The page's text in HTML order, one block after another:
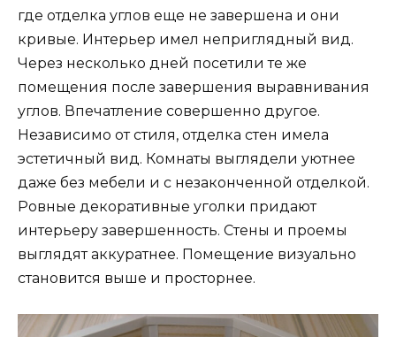
где отделка углов еще не завершена и они
кривые. Интерьер имел неприглядный вид.
Через несколько дней посетили те же
помещения после завершения выравнивания
углов. Впечатление совершенно другое.
Независимо от стиля, отделка стен имела
эстетичный вид. Комнаты выглядели уютнее
даже без мебели и с незаконченной отделкой.
Ровные декоративные уголки придают
интерьеру завершенность. Стены и проемы
выглядят аккуратнее. Помещение визуально
становится выше и просторнее.